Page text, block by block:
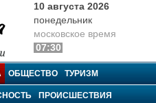
10 августа 2026
понедельник
московское время
07:30
ОБЩЕСТВО ТУРИЗМ
ПРОИСШЕСТВИЯ